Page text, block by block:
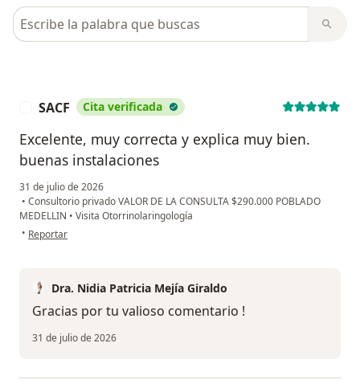
Busca en opiniones
SACF Cita verificada
Excelente, muy correcta y explica muy bien.
buenas instalaciones
31 de julio de 2026
• Consultorio privado VALOR DE LA CONSULTA $290.000 POBLADO
MEDELLIN • Visita Otorrinolaringología
• en opinión del usuario SACF
Reportar
Dra. Nidia Patricia Mejía Giraldo
Gracias por tu valioso comentario !
31 de julio de 2026